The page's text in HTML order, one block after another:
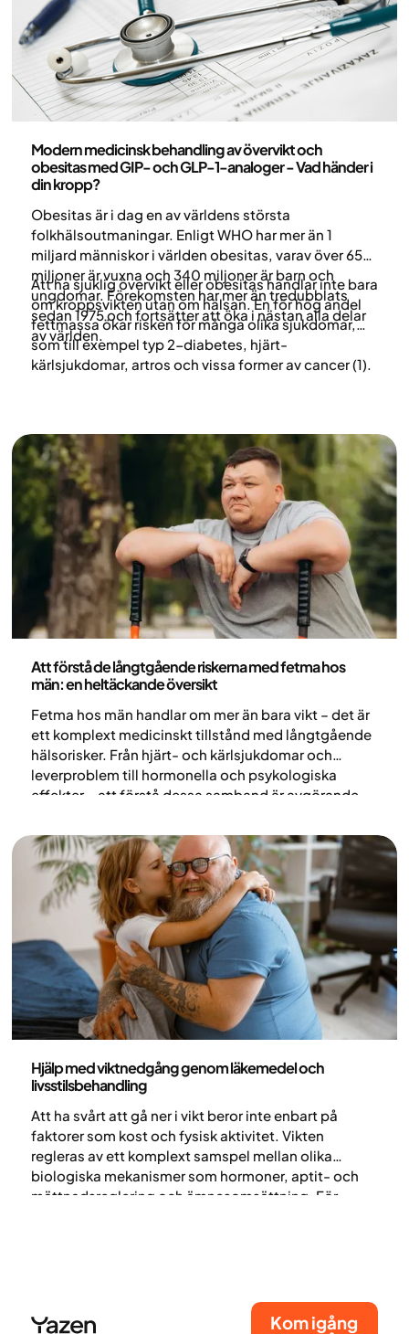
Modern medicinsk behandling av övervikt och
obesitas med GIP- och GLP-1-analoger - Vad händer i
din kropp?
Obesitas är i dag en av världens största
folkhälsoutmaningar. Enligt WHO har mer än 1
miljard människor i världen obesitas, varav över 650
miljoner är vuxna och 340 miljoner är barn och
ungdomar. Förekomsten har mer än tredubblats
sedan 1975 och fortsätter att öka i nästan alla delar
av världen.
Att ha sjuklig övervikt eller obesitas handlar inte bara
om kroppsvikten utan om hälsan. En för hög andel
fettmassa ökar risken för många olika sjukdomar,
som till exempel typ 2-diabetes, hjärt-
kärlsjukdomar, artros och vissa former av cancer (1).
Att förstå de långtgående riskerna med fetma hos
män: en heltäckande översikt
Fetma hos män handlar om mer än bara vikt – det är
ett komplext medicinskt tillstånd med långtgående
hälsorisker. Från hjärt- och kärlsjukdomar och
leverproblem till hormonella och psykologiska
effekter – att förstå dessa samband är avgörande
Hjälp med viktnedgång genom läkemedel och
livsstilsbehandling
Att ha svårt att gå ner i vikt beror inte enbart på
faktorer som kost och fysisk aktivitet. Vikten
regleras av ett komplext samspel mellan olika
biologiska mekanismer som hormoner, aptit- och
mättnadsreglering och ämnesomsättning. För
Kom igång